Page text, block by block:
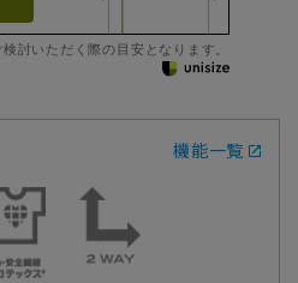
討いただく際の目安となります。
機能一覧